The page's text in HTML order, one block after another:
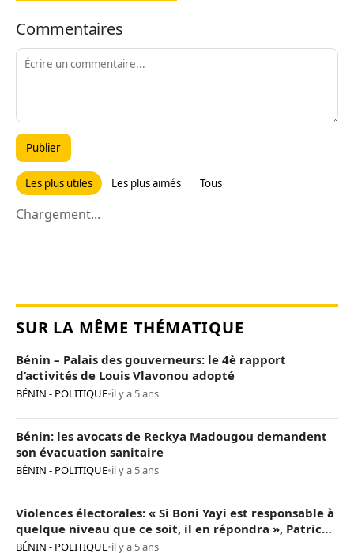
Commentaires
Publier
Les plus utiles Les plus aimés Tous
Chargement...
SUR LA MÊME THÉMATIQUE
Bénin – Palais des gouverneurs: le 4è rapport
d’activités de Louis Vlavonou adopté
BÉNIN - POLITIQUE•il y a 5 ans
Bénin: les avocats de Reckya Madougou demandent
son évacuation sanitaire
BÉNIN - POLITIQUE•il y a 5 ans
Violences électorales: « Si Boni Yayi est responsable à
quelque niveau que ce soit, il en répondra », Patrice
Talon
BÉNIN - POLITIQUE•il y a 5 ans